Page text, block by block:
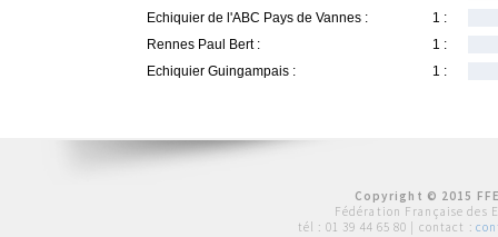
Echiquier de l'ABC Pays de Vannes :
1 :
Rennes Paul Bert :
1 :
Echiquier Guingampais :
1 :
Copyright © 2015
Fédération Française des
tél : 01 39 44 65 80 | contact :